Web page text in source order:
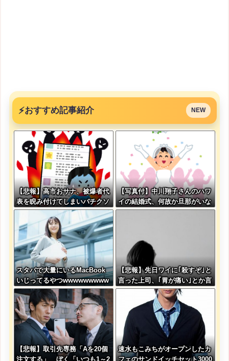
⚡おすすめ記事紹介 NEW
【悲報】高市おサナ、被爆者代
表を睨み付けてしまいバチクソ
炎上し始めるｗｗｗｗｗｗｗｗ
【写真付】中川翔子さんのハワ
イの結婚式、何故か旦那がいな
い
スタバで大量にいるMacBook
いじってるやつwwwwwwwww
www
【悲報】先日ワイに｢殺すぞ｣と
言った上司、｢胃が痛い｣とか言
い出すwwwwwww
【悲報】取引先専務「Aを20個
注文する」 ぼく「いつも1～2
速水もこみちがオープンしたカ
フェのサンドイッチセット3000